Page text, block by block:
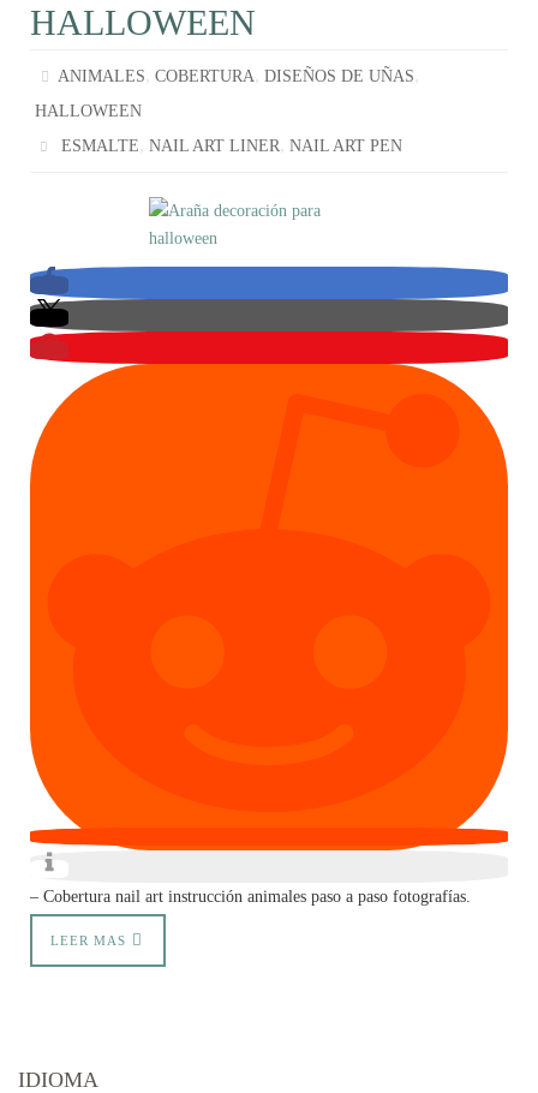
HALLOWEEN
ANIMALES,COBERTURA,DISEÑOS DE UÑAS,
HALLOWEEN
ESMALTE,NAIL ART LINER,NAIL ART PEN
– Cobertura nail art instrucción animales paso a paso fotografías.
LEER MAS
IDIOMA